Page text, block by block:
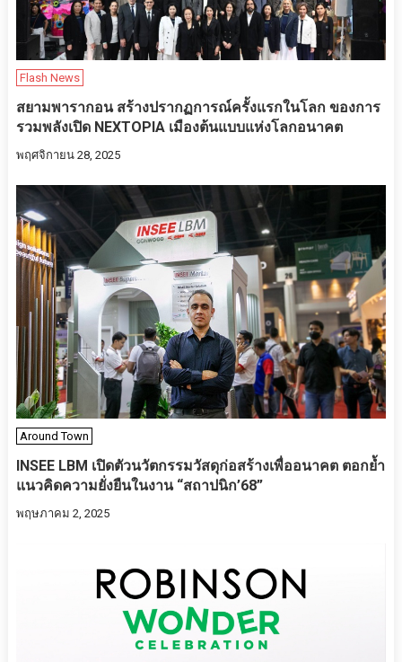
Flash News
สยามพารากอน สร้างปรากฏการณ์ครั้งแรกในโลก ของการ
รวมพลังเปิด NEXTOPIA เมืองต้นแบบแห่งโลกอนาคต
พฤศจิกายน 28, 2025
Around Town
INSEE LBM เปิดตัวนวัตกรรมวัสดุก่อสร้างเพื่ออนาคต ตอกย้ำ
แนวคิดความยั่งยืนในงาน “สถาปนิก’68”
พฤษภาคม 2, 2025